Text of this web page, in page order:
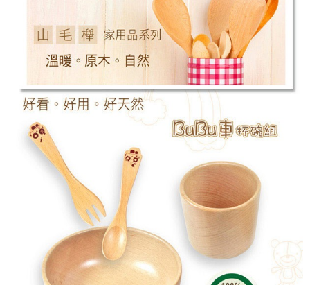
1.本服務係由「台灣大哥大股份有限公司」（以下簡稱本公司）所提供，讓
用戶於交易時，得透過本服務購買商品或服務，並由商店將買賣／分期付款
買賣價金債權讓與本公司後，依約使用本公司帳單繳交帳款。
2.基於同意付款使用「大哥付你分期」之契約關係目的，商店將以您的個人
資料（包含姓名、電話或地址）提供予台灣大哥大進項蒐集、處理及利用，
由本公司與您本人進行分期帳單所需資料之確認、核對及更正。
3.完整用戶服務條款，請詳閱以下連結：https://oppay.tw/userRule
ATM／網路銀行／等多元方式進行付款，方視為交易完成。
※ 請注意：結帳手續完成當下不需立刻繳費，但若您需要取消訂單，請聯絡
購買商品的店家。未經商家同意取消之訂單仍視為有效，需透過AFTEE先享
後付繳納相關費用。
※ 交易是否成功請以「AFTEE先享後付 」之結帳頁面顯示為準，若有關於
是否繳費成功／繳費後需取消欲退款等相關疑問，請聯繫「AFTEE先享後付
https://netprotections.freshdesk.com/support/home
【注意事項】
１．透過由恩沛科技股份有限公司提供之「AFTEE先享後付」服務完成之交
易，需依本服務之必要範圍內提供個人資料，並將交易相關給付款項請求債
權轉讓予恩沛科技股份有限公司。
２．關於個人資料處理事宜，請瀏覽以下網址：
https://aftee.tw/terms/#terms3
３．未成年的使用者請事先徵得法定代理人或監護人之同意方可使用
「AFTEE先享後付」，若未經同意申辦者引起之損失，本公司不負相關責
４．使用「AFTEE先享後付」時，將依據個別帳號之用戶狀況，依本公司即
時審查核予不同之上限額度；若仍有額度不足之情形，本公司將視審查結果
請求用戶進行身份認證。
５．嚴禁一人註冊多個帳號或使用他人資訊註冊。若發現惡意使用之情形，
恩沛科技股份有限公司將有權停止該用戶之使用額度並採取法律行動。
每筆NT$100，滿NT$1,000(含以上)免運費
京站台北店客服中心(1F星巴克旁) 即日起不提供京站紙袋，取件時
免運費